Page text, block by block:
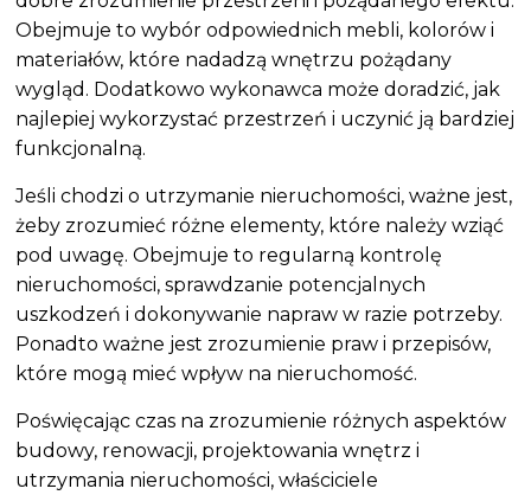
Obejmuje to wybór odpowiednich mebli, kolorów i
materiałów, które nadadzą wnętrzu pożądany
wygląd. Dodatkowo wykonawca może doradzić, jak
najlepiej wykorzystać przestrzeń i uczynić ją bardziej
funkcjonalną.
Jeśli chodzi o utrzymanie nieruchomości, ważne jest,
żeby zrozumieć różne elementy, które należy wziąć
pod uwagę. Obejmuje to regularną kontrolę
nieruchomości, sprawdzanie potencjalnych
uszkodzeń i dokonywanie napraw w razie potrzeby.
Ponadto ważne jest zrozumienie praw i przepisów,
które mogą mieć wpływ na nieruchomość.
Poświęcając czas na zrozumienie różnych aspektów
budowy, renowacji, projektowania wnętrz i
utrzymania nieruchomości, właściciele